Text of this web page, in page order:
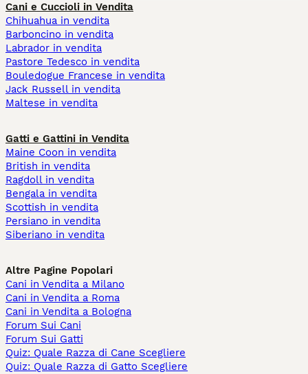
Cani e Cuccioli in Vendita
Chihuahua in vendita
Barboncino in vendita
Labrador in vendita
Pastore Tedesco in vendita
Bouledogue Francese in vendita
Jack Russell in vendita
Maltese in vendita
Gatti e Gattini in Vendita
Maine Coon in vendita
British in vendita
Ragdoll in vendita
Bengala in vendita
Scottish in vendita
Persiano in vendita
Siberiano in vendita
Altre Pagine Popolari
Cani in Vendita a Milano
Cani in Vendita a Roma
Cani in Vendita a Bologna
Forum Sui Cani
Forum Sui Gatti
Quiz: Quale Razza di Cane Scegliere
Quiz: Quale Razza di Gatto Scegliere